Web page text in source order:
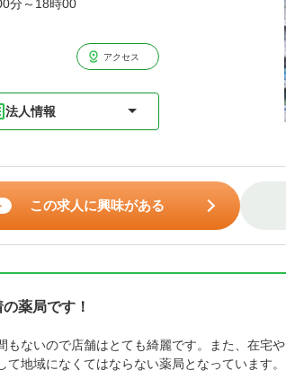
分～18時00
アクセス
法人情報
この求人に興味がある
薬局です！
ないので店舗はとても綺麗です。また、在宅や
地域になくてはならない薬局となっています。